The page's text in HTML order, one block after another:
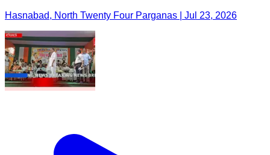
Hasnabad, North Twenty Four Parganas | Jul 23, 2026